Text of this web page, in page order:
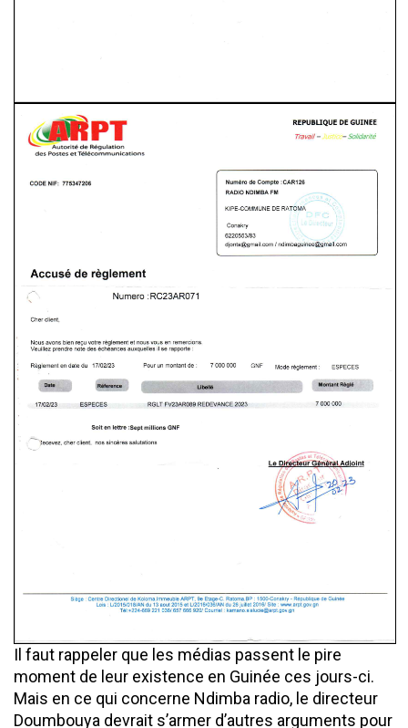
Il faut rappeler que les médias passent le pire
moment de leur existence en Guinée ces jours-ci.
Mais en ce qui concerne Ndimba radio, le directeur
Doumbouya devrait s’armer d’autres arguments pour